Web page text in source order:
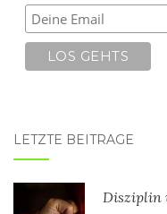
LETZTE BEITRÄGE
Disziplin